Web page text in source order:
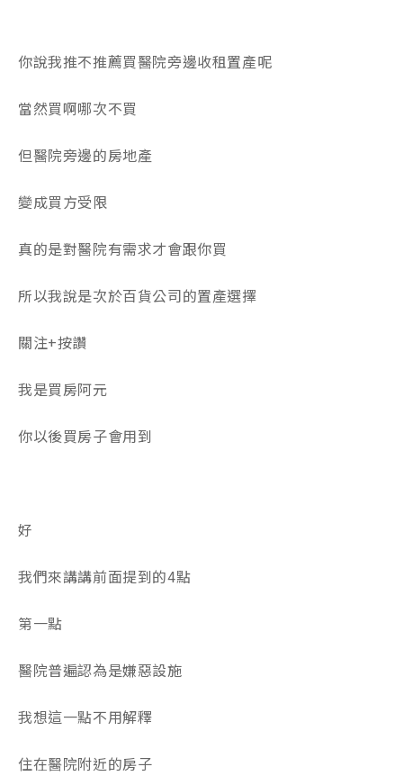
你說我推不推薦買醫院旁邊收租置產呢
當然買啊哪次不買
但醫院旁邊的房地產
變成買方受限
真的是對醫院有需求才會跟你買
所以我說是次於百貨公司的置產選擇
關注+按讚
我是買房阿元
你以後買房子會用到
好
我們來講講前面提到的4點
第一點
醫院普遍認為是嫌惡設施
我想這一點不用解釋
住在醫院附近的房子